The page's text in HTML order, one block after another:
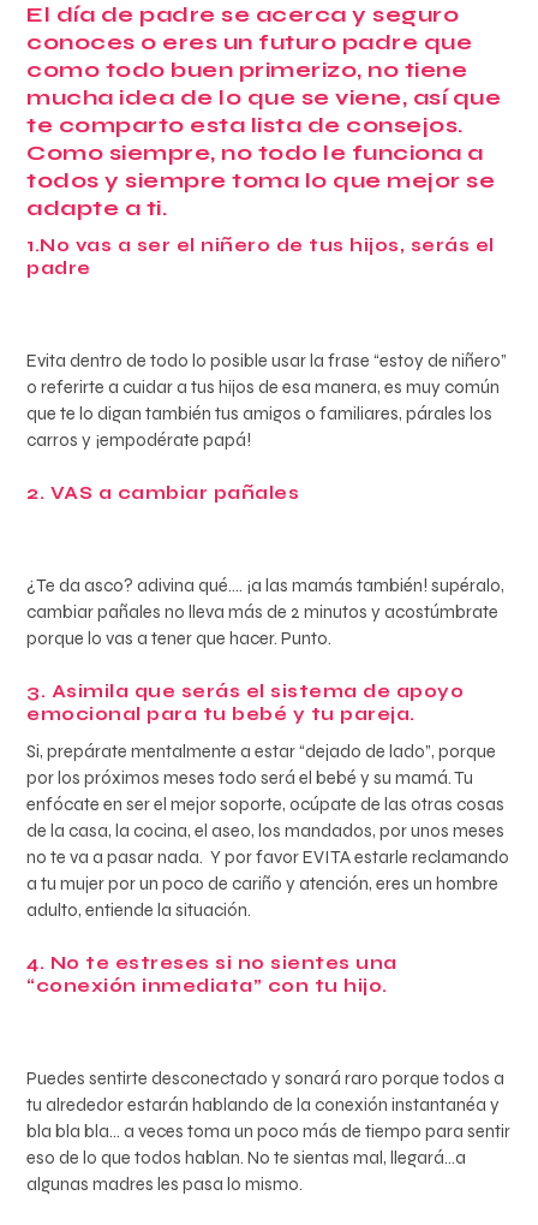
El día de padre se acerca y seguro
conoces o eres un futuro padre que
como todo buen primerizo, no tiene
mucha idea de lo que se viene, así que
te comparto esta lista de consejos.
Como siempre, no todo le funciona a
todos y siempre toma lo que mejor se
adapte a ti.
1.No vas a ser el niñero de tus hijos, serás el
padre
Evita dentro de todo lo posible usar la frase “estoy de niñero”
o referirte a cuidar a tus hijos de esa manera, es muy común
que te lo digan también tus amigos o familiares, párales los
carros y ¡empodérate papá!
2. VAS a cambiar pañales
¿Te da asco? adivina qué…. ¡a las mamás también! supéralo,
cambiar pañales no lleva más de 2 minutos y acostúmbrate
porque lo vas a tener que hacer. Punto.
3. Asimila que serás el sistema de apoyo
emocional para tu bebé y tu pareja.
Si, prepárate mentalmente a estar “dejado de lado”, porque
por los próximos meses todo será el bebé y su mamá. Tu
enfócate en ser el mejor soporte, ocúpate de las otras cosas
de la casa, la cocina, el aseo, los mandados, por unos meses
no te va a pasar nada. Y por favor EVITA estarle reclamando
a tu mujer por un poco de cariño y atención, eres un hombre
adulto, entiende la situación.
4. No te estreses si no sientes una
“conexión inmediata” con tu hijo.
Puedes sentirte desconectado y sonará raro porque todos a
tu alrededor estarán hablando de la conexión instantanéa y
bla bla bla… a veces toma un poco más de tiempo para sentir
eso de lo que todos hablan. No te sientas mal, llegará…a
algunas madres les pasa lo mismo.